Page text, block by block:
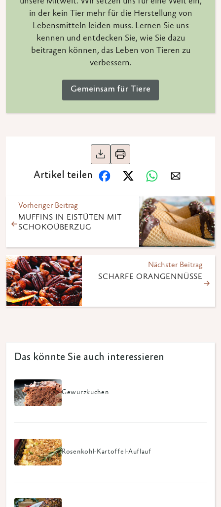
in der kein Tier mehr für die Herstellung von
Lebensmitteln leiden muss. Lernen Sie uns
kennen und entdecken Sie, wie Sie dazu
beitragen können, das Leben von Tieren zu
verbessern.
Gemeinsam für Tiere
Artikel teilen
Vorheriger Beitrag
MUFFINS IN EISTÜTEN MIT
SCHOKOÜBERZUG
Nächster Beitrag
SCHARFE ORANGENNÜSSE
Das könnte Sie auch interessieren
Gewürzkuchen
Rosenkohl-Kartoffel-Auflauf